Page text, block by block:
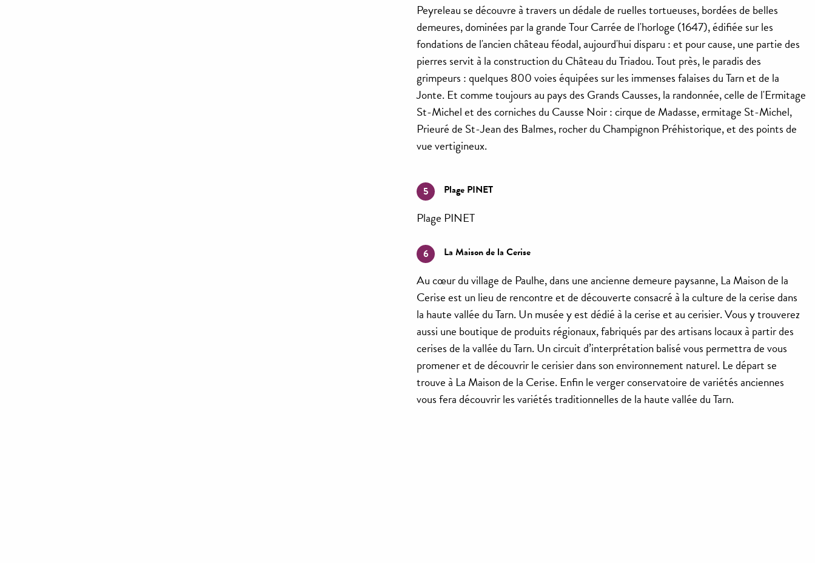
Peyreleau se découvre à travers un dédale de ruelles tortueuses, bordées de belles
demeures, dominées par la grande Tour Carrée de l'horloge (1647), édifiée sur les
fondations de l'ancien château féodal, aujourd'hui disparu : et pour cause, une partie des
pierres servit à la construction du Château du Triadou. Tout près, le paradis des
grimpeurs : quelques 800 voies équipées sur les immenses falaises du Tarn et de la
Jonte. Et comme toujours au pays des Grands Causses, la randonnée, celle de l'Ermitage
St-Michel et des corniches du Causse Noir : cirque de Madasse, ermitage St-Michel,
Prieuré de St-Jean des Balmes, rocher du Champignon Préhistorique, et des points de
vue vertigineux.
5 Plage PINET
Plage PINET
6 La Maison de la Cerise
Au cœur du village de Paulhe, dans une ancienne demeure paysanne, La Maison de la
Cerise est un lieu de rencontre et de découverte consacré à la culture de la cerise dans
la haute vallée du Tarn. Un musée y est dédié à la cerise et au cerisier. Vous y trouverez
aussi une boutique de produits régionaux, fabriqués par des artisans locaux à partir des
cerises de la vallée du Tarn. Un circuit d’interprétation balisé vous permettra de vous
promener et de découvrir le cerisier dans son environnement naturel. Le départ se
trouve à La Maison de la Cerise. Enfin le verger conservatoire de variétés anciennes
vous fera découvrir les variétés traditionnelles de la haute vallée du Tarn.